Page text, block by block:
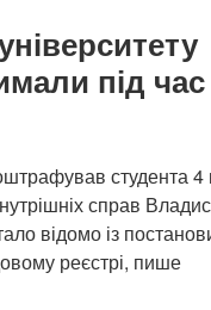
під час
студента 4
справ
відомо із
реєстрі, пише